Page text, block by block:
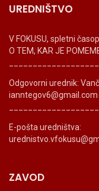
UREDNIŠTVO
V FOKUSU, spletni
O TEM, KAR JE
Odgovorni urednik:
ianntegov6@gmail.com
E-pošta uredništva:
ZAVOD